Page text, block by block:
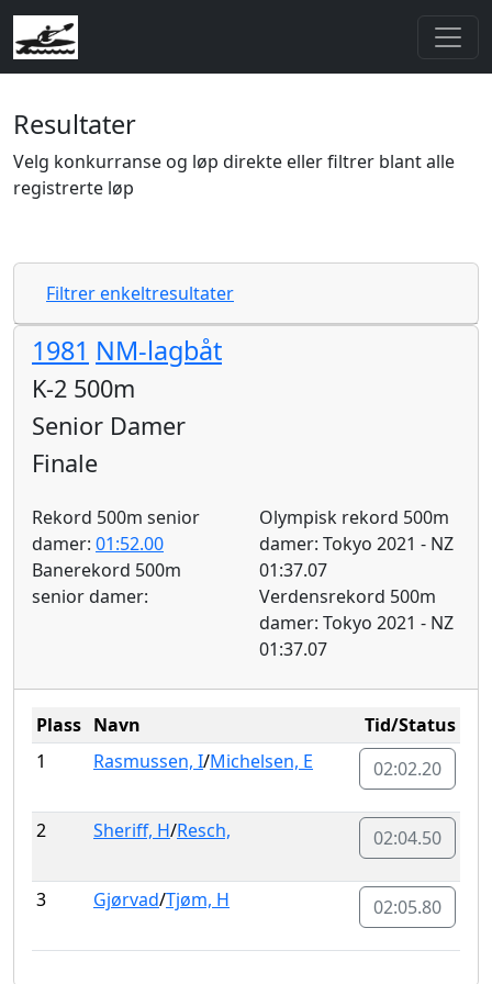
Resultater
Velg konkurranse og løp direkte eller filtrer blant alle
registrerte løp
Filtrer enkeltresultater
1981 NM-lagbåt
K-2 500m
Senior Damer
Finale
Rekord 500m senior
damer: 01:52.00
Banerekord 500m
senior damer:
Olympisk rekord 500m
damer: Tokyo 2021 - NZ
01:37.07
Verdensrekord 500m
damer: Tokyo 2021 - NZ
01:37.07
Plass Navn
Tid/Status
1
Rasmussen, I/Michelsen, E 02:02.20
2 Sheriff, H/Resch, 02:04.50
3 Gjørvad/Tjøm, H 02:05.80